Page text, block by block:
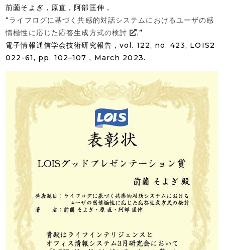
前薗そよぎ，原直，阿部匡伸，
“ライフログに基づく共感的対話システムにおけるユーザの感
情極性に応じた応答生成方式の検討
,”
電子情報通信学会技術研究報告，vol. 122, no. 423, LOIS2
022-61, pp. 102–107，March 2023.